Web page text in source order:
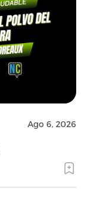
Ago 6, 2026